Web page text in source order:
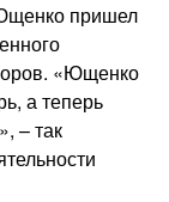
пришел
«Ющенко
а теперь
– так